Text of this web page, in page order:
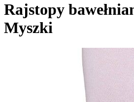
Rajstopy
Myszki